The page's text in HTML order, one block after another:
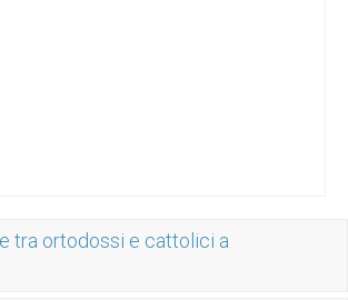
tra ortodossi e cattolici a